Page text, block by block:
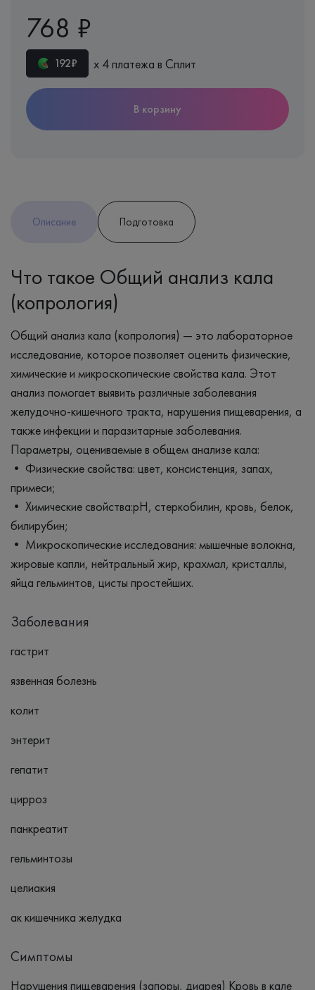
768 ₽
192₽ х 4 платежа в Сплит
В корзину
Описание Подготовка
Что такое Общий анализ кала
(копрология)
Общий анализ кала (копрология) — это лабораторное
исследование, которое позволяет оценить физические,
химические и микроскопические свойства кала. Этот
анализ помогает выявить различные заболевания
желудочно-кишечного тракта, нарушения пищеварения, а
также инфекции и паразитарные заболевания.
Параметры, оцениваемые в общем анализе кала:
• Физические свойства: цвет, консистенция, запах,
примеси;
• Химические свойства:pH, стеркобилин, кровь, белок,
билирубин;
• Микроскопические исследования: мышечные волокна,
жировые капли, нейтральный жир, крахмал, кристаллы,
яйца гельминтов, цисты простейших.
Заболевания
гастрит
язвенная болезнь
колит
энтерит
гепатит
цирроз
панкреатит
гельминтозы
целиакия
ак кишечника желудка
Симптомы
Нарушения пищеварения (запоры, диарея) Кровь в кале